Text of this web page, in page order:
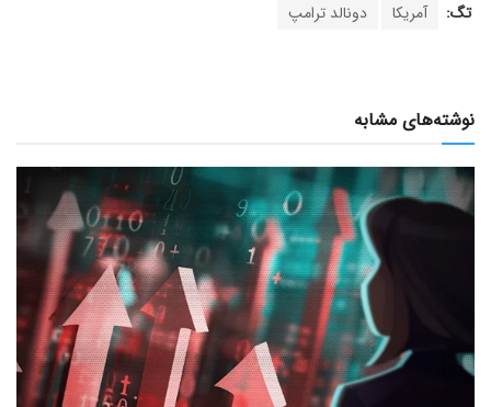
تگ: آمریکا دونالد ترامپ
نوشته‌های مشابه